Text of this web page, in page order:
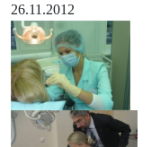
26.11.2012